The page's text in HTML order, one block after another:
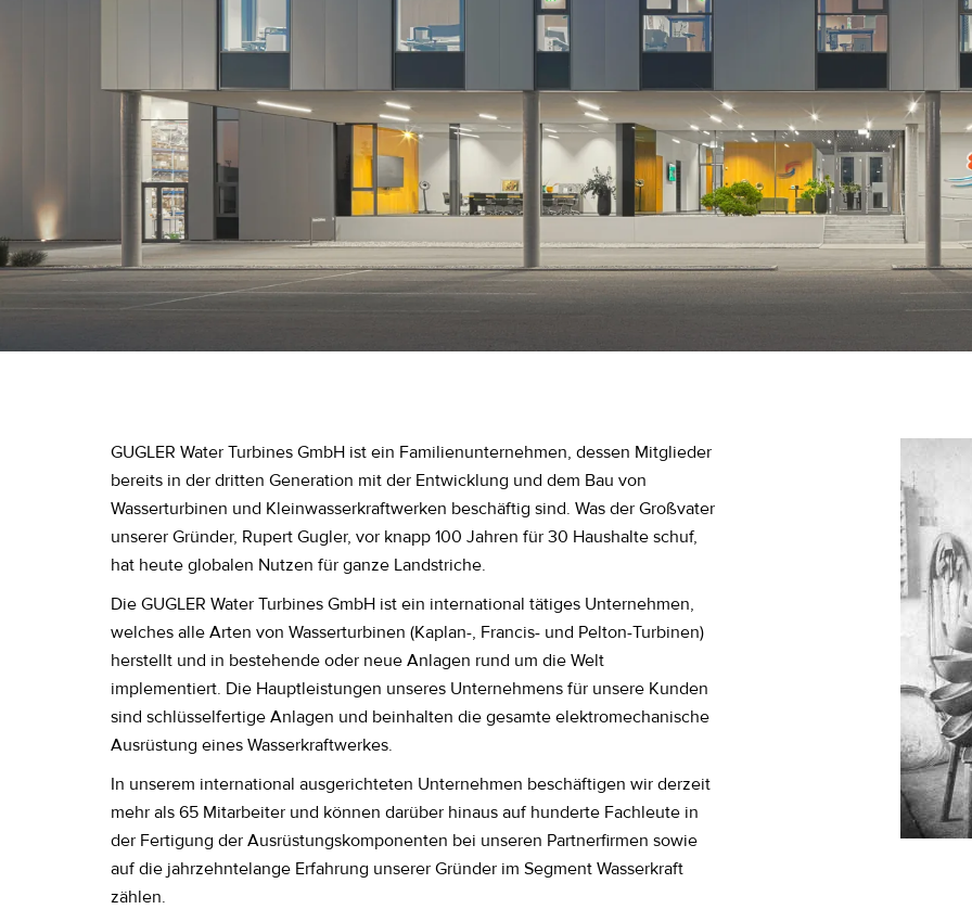
GUGLER Water Turbines GmbH ist ein Familienunternehmen, dessen Mitglieder
bereits in der dritten Generation mit der Entwicklung und dem Bau von
Wasserturbinen und Kleinwasserkraftwerken beschäftig sind. Was der Großvater
unserer Gründer, Rupert Gugler, vor knapp 100 Jahren für 30 Haushalte schuf,
hat heute globalen Nutzen für ganze Landstriche.
Die GUGLER Water Turbines GmbH ist ein international tätiges Unternehmen,
welches alle Arten von Wasserturbinen (Kaplan-, Francis- und Pelton-Turbinen)
herstellt und in bestehende oder neue Anlagen rund um die Welt
implementiert. Die Hauptleistungen unseres Unternehmens für unsere Kunden
sind schlüsselfertige Anlagen und beinhalten die gesamte elektromechanische
Ausrüstung eines Wasserkraftwerkes.
In unserem international ausgerichteten Unternehmen beschäftigen wir derzeit
mehr als 65 Mitarbeiter und können darüber hinaus auf hunderte Fachleute in
der Fertigung der Ausrüstungskomponenten bei unseren Partnerfirmen sowie
auf die jahrzehntelange Erfahrung unserer Gründer im Segment Wasserkraft
zählen.